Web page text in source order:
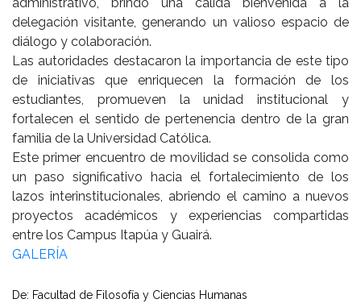
administrativo, brindó una cálida bienvenida a la
delegación visitante, generando un valioso espacio de
diálogo y colaboración.
Las autoridades destacaron la importancia de este tipo
de iniciativas que enriquecen la formación de los
estudiantes, promueven la unidad institucional y
fortalecen el sentido de pertenencia dentro de la gran
familia de la Universidad Católica.
Este primer encuentro de movilidad se consolida como
un paso significativo hacia el fortalecimiento de los
lazos interinstitucionales, abriendo el camino a nuevos
proyectos académicos y experiencias compartidas
entre los Campus Itapúa y Guairá.
GALERÍA
De: Facultad de Filosofía y Ciencias Humanas